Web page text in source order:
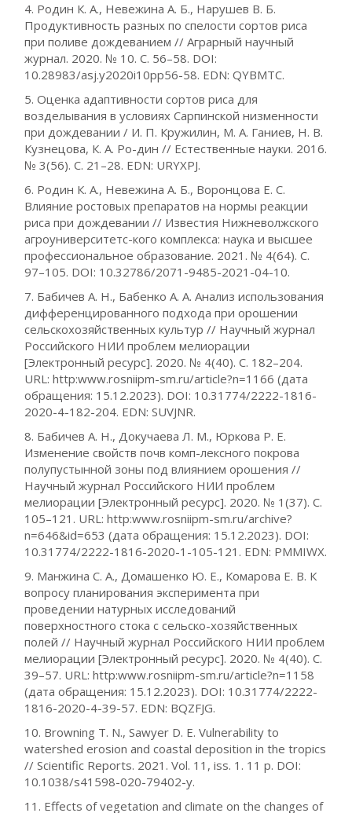
4. Родин К. А., Невежина А. Б., Нарушев В. Б.
Продуктивность разных по спелости сортов риса
при поливе дождеванием // Аграрный научный
журнал. 2020. № 10. С. 56–58. DOI:
10.28983/asj.y2020i10pp56-58. EDN: QYBMTC.
5. Оценка адаптивности сортов риса для
возделывания в условиях Сарпинской низменности
при дождевании / И. П. Кружилин, М. А. Ганиев, Н. В.
Кузнецова, К. А. Ро-дин // Естественные науки. 2016.
№ 3(56). С. 21–28. EDN: URYXPJ.
6. Родин К. А., Невежина А. Б., Воронцова Е. С.
Влияние ростовых препаратов на нормы реакции
риса при дождевании // Известия Нижневолжского
агроуниверситетс-кого комплекса: наука и высшее
профессиональное образование. 2021. № 4(64). С.
97–105. DOI: 10.32786/2071-9485-2021-04-10.
7. Бабичев А. Н., Бабенко А. А. Анализ использования
дифференцированного подхода при орошении
сельскохозяйственных культур // Научный журнал
Российского НИИ проблем мелиорации
[Электронный ресурс]. 2020. № 4(40). С. 182–204.
URL: http:www.rosniipm-sm.ru/article?n=1166 (дата
обращения: 15.12.2023). DOI: 10.31774/2222-1816-
2020-4-182-204. EDN: SUVJNR.
8. Бабичев А. Н., Докучаева Л. М., Юркова Р. Е.
Изменение свойств почв комп-лексного покрова
полупустынной зоны под влиянием орошения //
Научный журнал Российского НИИ проблем
мелиорации [Электронный ресурс]. 2020. № 1(37). С.
105–121. URL: http:www.rosniipm-sm.ru/archive?
n=646&id=653 (дата обращения: 15.12.2023). DOI:
10.31774/2222-1816-2020-1-105-121. EDN: PMMIWX.
9. Манжина С. А., Домашенко Ю. Е., Комарова Е. В. К
вопросу планирования эксперимента при
проведении натурных исследований
поверхностного стока с сельско-хозяйственных
полей // Научный журнал Российского НИИ проблем
мелиорации [Электронный ресурс]. 2020. № 4(40). С.
39–57. URL: http:www.rosniipm-sm.ru/article?n=1158
(дата обращения: 15.12.2023). DOI: 10.31774/2222-
1816-2020-4-39-57. EDN: BQZFJG.
10. Browning T. N., Sawyer D. E. Vulnerability to
watershed erosion and coastal deposition in the tropics
// Scientific Reports. 2021. Vol. 11, iss. 1. 11 p. DOI:
10.1038/s41598-020-79402-y.
11. Effects of vegetation and climate on the changes of